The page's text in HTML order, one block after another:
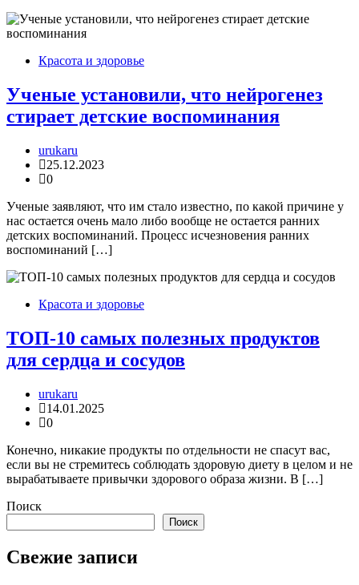
Красота и здоровье
Ученые установили, что нейрогенез
стирает детские воспоминания
urukaru
25.12.2023
0
Ученые заявляют, что им стало известно, по какой причине у
нас остается очень мало либо вообще не остается ранних
детских воспоминаний. Процесс исчезновения ранних
воспоминаний […]
Красота и здоровье
ТОП-10 самых полезных продуктов
для сердца и сосудов
urukaru
14.01.2025
0
Конечно, никакие продукты по отдельности не спасут вас,
если вы не стремитесь соблюдать здоровую диету в целом и не
вырабатываете привычки здорового образа жизни. В […]
Поиск
Поиск
Свежие записи